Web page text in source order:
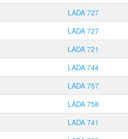
LADA 727
LADA 727
LADA 721
LADA 744
LADA 757
LADA 758
LADA 741